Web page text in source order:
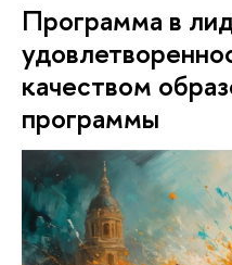
Программа в
качеством
программы